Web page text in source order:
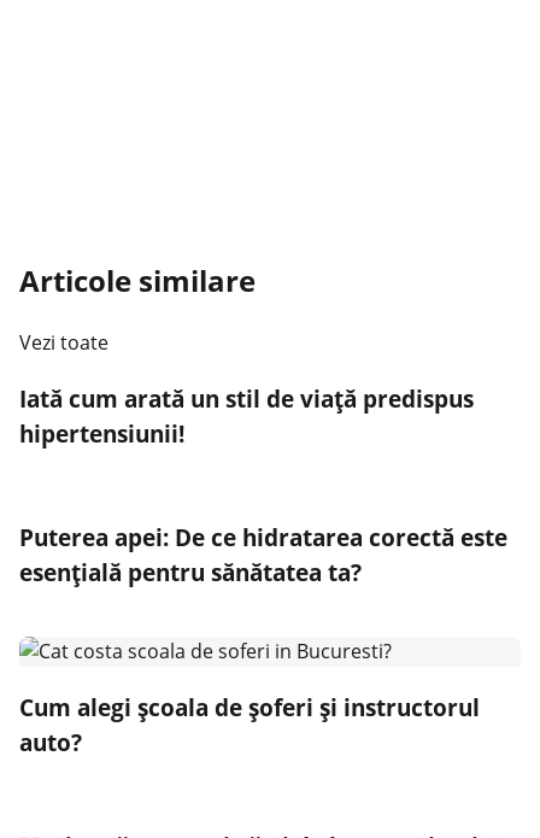
Articole similare
Vezi toate
Iată cum arată un stil de viață predispus
hipertensiunii!
Puterea apei: De ce hidratarea corectă este
esențială pentru sănătatea ta?
Cum alegi școala de șoferi și instructorul
auto?